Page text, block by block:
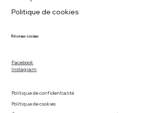
Politique de cookies
Facebook
Instagram
Réseaux sociaux
Politique de confidentialité
Politique de cookies